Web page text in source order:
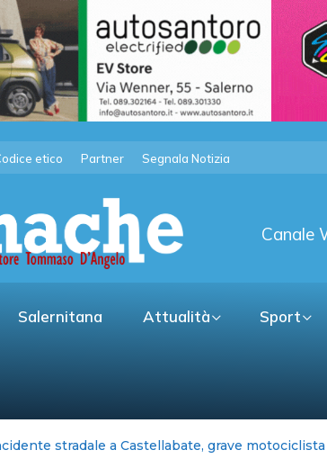
etico Partner Segnala Notizia
Canale
Salernitana Attualità Sport
anziano scippato in via Mobilio